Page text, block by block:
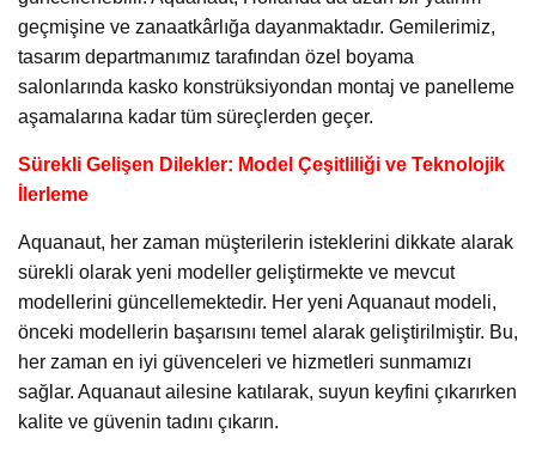
geçmişine ve zanaatkârlığa dayanmaktadır. Gemilerimiz,
tasarım departmanımız tarafından özel boyama
salonlarında kasko konstrüksiyondan montaj ve panelleme
aşamalarına kadar tüm süreçlerden geçer.
Sürekli Gelişen Dilekler: Model Çeşitliliği ve Teknolojik
İlerleme
Aquanaut, her zaman müşterilerin isteklerini dikkate alarak
sürekli olarak yeni modeller geliştirmekte ve mevcut
modellerini güncellemektedir. Her yeni Aquanaut modeli,
önceki modellerin başarısını temel alarak geliştirilmiştir. Bu,
her zaman en iyi güvenceleri ve hizmetleri sunmamızı
sağlar. Aquanaut ailesine katılarak, suyun keyfini çıkarırken
kalite ve güvenin tadını çıkarın.